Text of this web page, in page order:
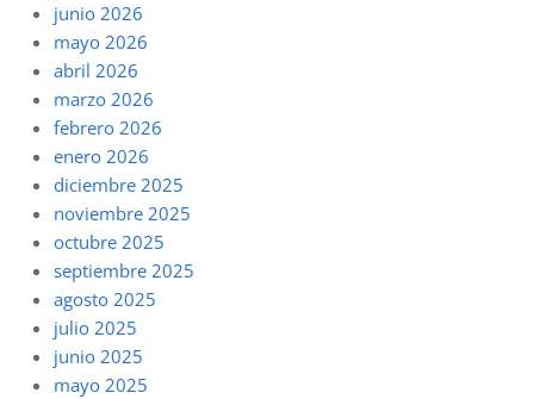
junio 2026
mayo 2026
abril 2026
marzo 2026
febrero 2026
enero 2026
diciembre 2025
noviembre 2025
octubre 2025
septiembre 2025
agosto 2025
julio 2025
junio 2025
mayo 2025